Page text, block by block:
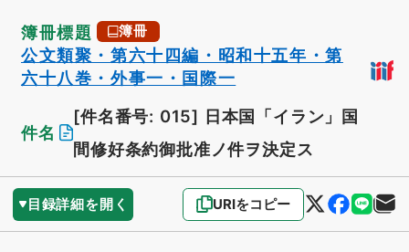
簿冊標題 簿冊
公文類聚・第六十四編・昭和十五年・第
六十八巻・外事一・国際一
件名
[件名番号: 015] 日本国「イラン」国
間修好条約御批准ノ件ヲ決定ス
目録詳細を開く URIをコピー